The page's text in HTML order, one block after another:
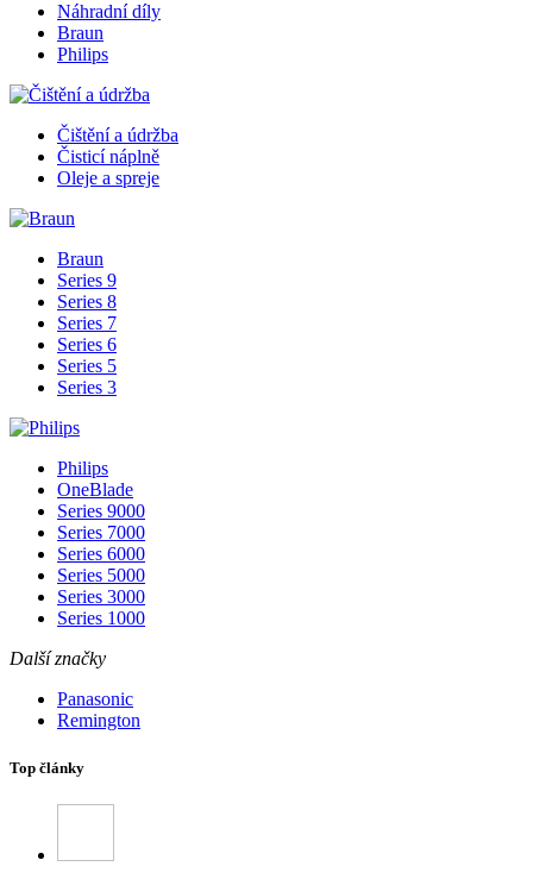
Náhradní díly
Braun
Philips
Čištění a údržba
Čisticí náplně
Oleje a spreje
Braun
Series 9
Series 8
Series 7
Series 6
Series 5
Series 3
Philips
OneBlade
Series 9000
Series 7000
Series 6000
Series 5000
Series 3000
Series 1000
Další značky
Panasonic
Remington
Top články